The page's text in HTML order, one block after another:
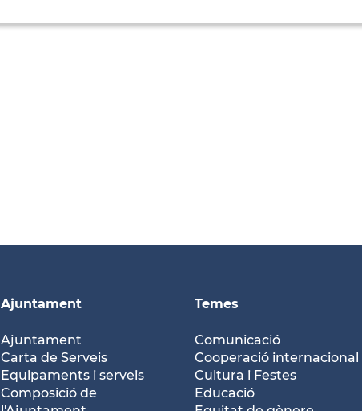
Ajuntament
Ajuntament
Carta de Serveis
Equipaments i serveis
Composició de
Temes
Comunicació
Cooperació internacional
Cultura i Festes
Educació